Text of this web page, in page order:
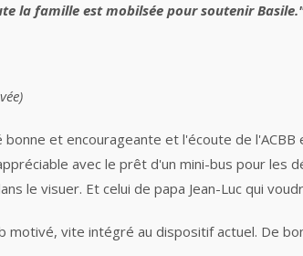
la famille est mobilsée pour soutenir
bonne et encourageante et l'écoute de
avec le prêt d'un mini-bus pour les
le visuer. Et celui de papa Jean-Luc qui
motivé, vite intégré au dispositif actuel. De